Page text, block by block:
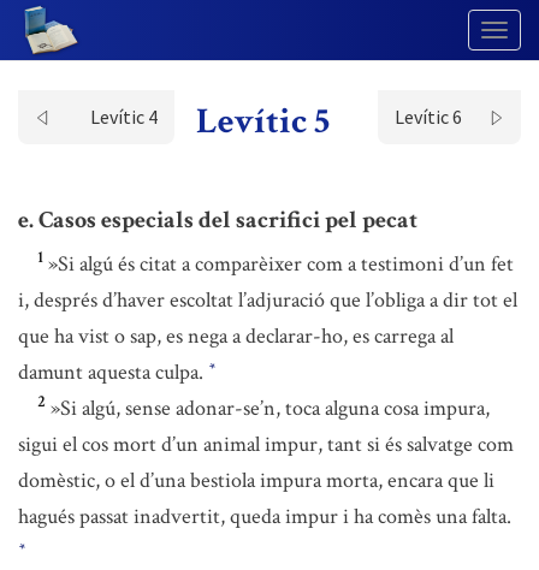
Levític 4 Levític 5 Levític 6
e. Casos especials del sacrifici pel pecat
1 »Si algú és citat a comparèixer com a testimoni d’un fet
i, després d’haver escoltat l’adjuració que l’obliga a dir tot el
que ha vist o sap, es nega a declarar-ho, es carrega al
damunt aquesta culpa. *
2 »Si algú, sense adonar-se’n, toca alguna cosa impura,
sigui el cos mort d’un animal impur, tant si és salvatge com
domèstic, o el d’una bestiola impura morta, encara que li
hagués passat inadvertit, queda impur i ha comès una falta.
*